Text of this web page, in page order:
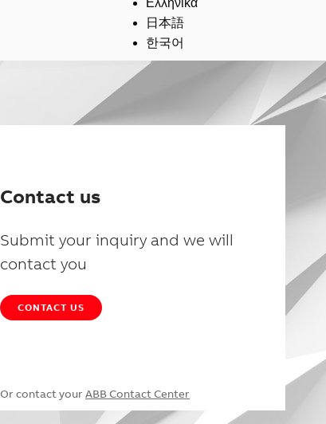
Ελληνικά
日本語
한국어
Contact us
Submit your inquiry and we will
contact you
CONTACT US
Or contact your ABB Contact Center